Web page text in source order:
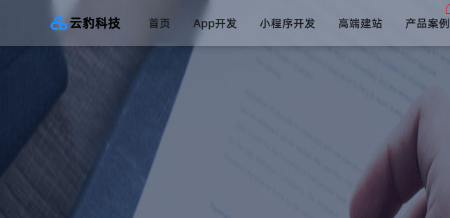
首页 App开发 小程序开发 高端建站 产品案例
约单陪玩系统
在线教育系统
语音社交系统